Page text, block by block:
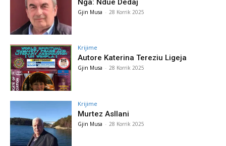
Nga: Ndue Dedaj
Gjin Musa - 28 Korrik 2025
Krijime
Autore Katerina Tereziu Ligeja
Gjin Musa - 28 Korrik 2025
Krijime
Murtez Asllani
Gjin Musa - 28 Korrik 2025